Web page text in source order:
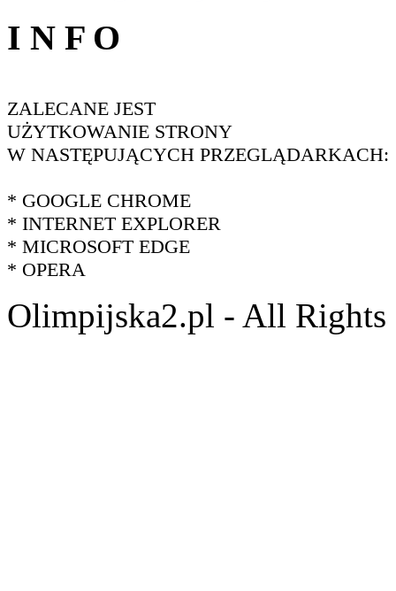
I N F O
ZALECANE JEST
UŻYTKOWANIE STRONY
W NASTĘPUJĄCYCH PRZEGLĄDARKACH:
* GOOGLE CHROME
* INTERNET EXPLORER
* MICROSOFT EDGE
* OPERA
Olimpijska2.pl - All Rights